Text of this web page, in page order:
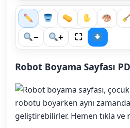
−
+ ⛶
Robot Boyama Sayfası